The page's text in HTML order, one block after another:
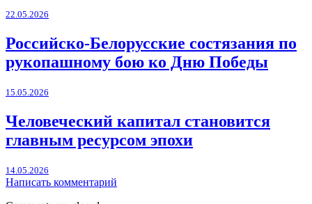
22.05.2026
Российско-Белорусские состязания по
рукопашному бою ко Дню Победы
15.05.2026
Человеческий капитал становится
главным ресурсом эпохи
14.05.2026
Написать комментарий